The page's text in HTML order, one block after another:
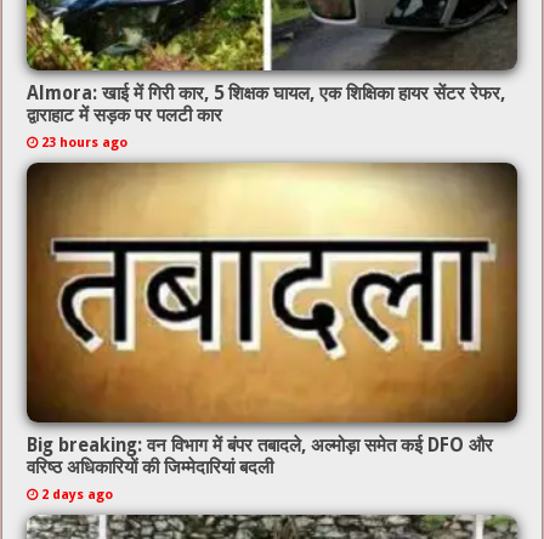
Almora: खाई में गिरी कार, 5 शिक्षक घायल, एक शिक्षिका हायर सेंटर रेफर,
द्वाराहाट में सड़क पर पलटी कार
23 hours ago
Big breaking: वन विभाग में बंपर तबादले, अल्मोड़ा समेत कई DFO और
वरिष्ठ अधिकारियों की जिम्मेदारियां बदली
2 days ago